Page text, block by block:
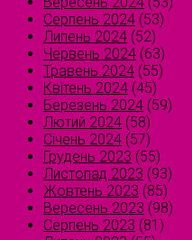
Серпень 2024 (53)
Липень 2024 (52)
Червень 2024 (63)
Травень 2024 (55)
Квітень 2024 (45)
Березень 2024 (59)
Лютий 2024 (58)
Січень 2024 (57)
Грудень 2023 (55)
Листопад 2023 (93)
Жовтень 2023 (85)
Вересень 2023 (98)
Серпень 2023 (81)